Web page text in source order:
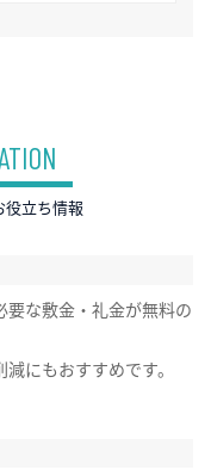
立ち情報
な敷金・礼金が無料の
にもおすすめです。